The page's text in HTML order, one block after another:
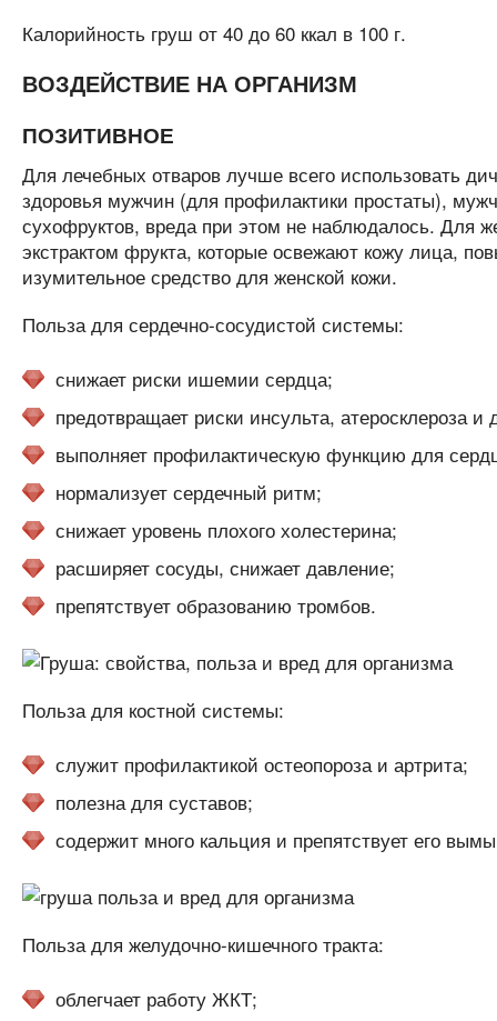
Калорийность груш от 40 до 60 ккал в 100 г.
ВОЗДЕЙСТВИЕ НА ОРГАНИЗМ
ПОЗИТИВНОЕ
Для лечебных отваров лучше всего использовать
здоровья мужчин (для профилактики простаты),
сухофруктов, вреда при этом не наблюдалось. Для
экстрактом фрукта, которые освежают кожу лица,
изумительное средство для женской кожи.
Польза для сердечно-сосудистой системы:
снижает риски ишемии сердца;
предотвращает риски инсульта, атеросклероза и
выполняет профилактическую функцию для
нормализует сердечный ритм;
снижает уровень плохого холестерина;
расширяет сосуды, снижает давление;
препятствует образованию тромбов.
Польза для костной системы:
служит профилактикой остеопороза и артрита;
полезна для суставов;
содержит много кальция и препятствует его
Польза для желудочно-кишечного тракта:
облегчает работу ЖКТ;